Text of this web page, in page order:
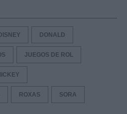
DISNEY DONALD
JUEGOS DE ROL
ROXAS SORA